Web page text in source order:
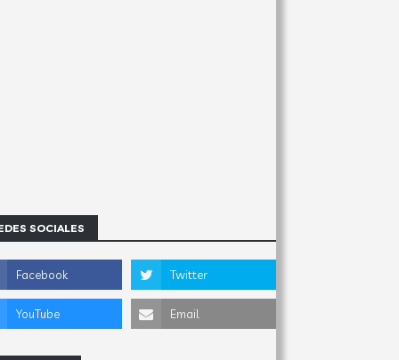
SOCIALES